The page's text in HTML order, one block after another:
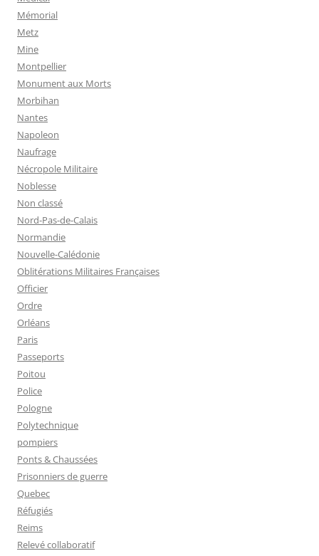
Mémorial
Metz
Mine
Montpellier
Monument aux Morts
Morbihan
Nantes
Napoleon
Naufrage
Nécropole Militaire
Noblesse
Non classé
Nord-Pas-de-Calais
Normandie
Nouvelle-Calédonie
Oblitérations Militaires Françaises
Officier
Ordre
Orléans
Paris
Passeports
Poitou
Police
Pologne
Polytechnique
pompiers
Ponts & Chaussées
Prisonniers de guerre
Quebec
Réfugiés
Reims
Relevé collaboratif